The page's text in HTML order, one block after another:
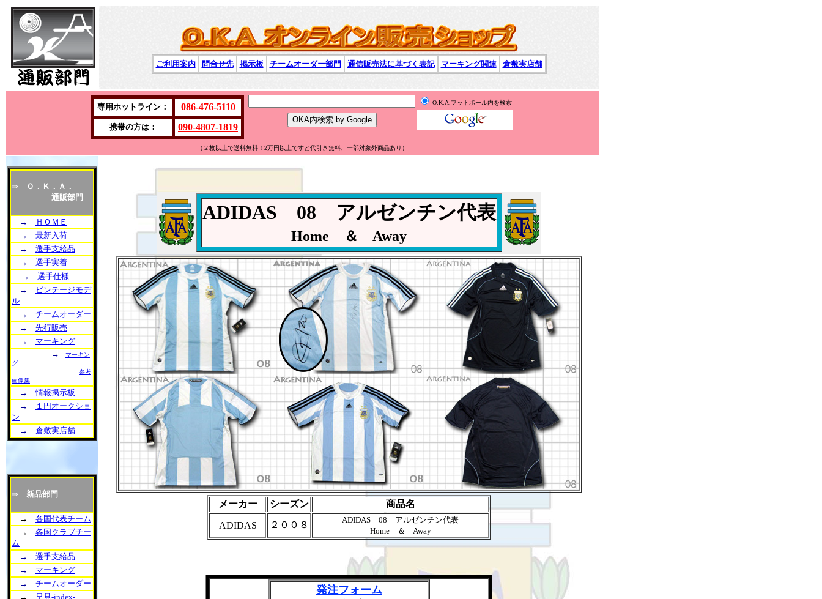
ご利用案内 問合せ先 掲示板 チームオーダー部門 通信販売法に基づく表記 マーキング関連 倉敷実店舗
専用ホットライン： 086-476-5110
携帯の方は： 090-4807-1819
O.K.A.フットボール内を検索
（２枚以上で送料無料！2万円以上ですと代引き無料、一部対象外商品あり）
⇒
Ｏ．Ｋ．Ａ．
通販部門
→
ＨＯＭＥ
→ 最新入荷
→ 選手支給品
→ 選手実着
→ 選手仕様
→
ビンテージモデ
ル
→ チームオーダー
→ 先行販売
→ マーキング
→
マーキン
グ
参考
画像集
→情報掲示板
→
１円オークショ
ン
→ 倉敷実店舗
⇒ 新品部門
→ 各国代表チーム
→ 各国クラブチー
ム
→ 選手支給品
→ マーキング
→ チームオーダー
→ 早見-index-
ADIDAS 08 アルゼンチン代表
Home ＆ Away
メーカー シーズン 商品名
ADIDAS ２００８
ADIDAS 08 アルゼンチン代表
Home ＆ Away
発注フォーム